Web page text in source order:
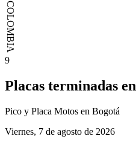
COLOMBIA
9
Placas terminadas en
Pico y Placa Motos en Bogotá
Viernes, 7 de agosto de 2026